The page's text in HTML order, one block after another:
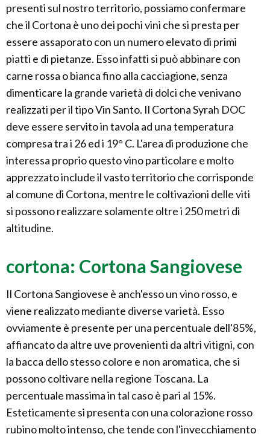
presenti sul nostro territorio, possiamo confermare
che il Cortona è uno dei pochi vini che si presta per
essere assaporato con un numero elevato di primi
piatti e di pietanze. Esso infatti si può abbinare con
carne rossa o bianca fino alla cacciagione, senza
dimenticare la grande varietà di dolci che venivano
realizzati per il tipo Vin Santo. Il Cortona Syrah DOC
deve essere servito in tavola ad una temperatura
compresa tra i 26 ed i 19° C. L'area di produzione che
interessa proprio questo vino particolare e molto
apprezzato include il vasto territorio che corrisponde
al comune di Cortona, mentre le coltivazioni delle viti
si possono realizzare solamente oltre i 250 metri di
altitudine.
cortona: Cortona Sangiovese
Il Cortona Sangiovese è anch'esso un vino rosso, e
viene realizzato mediante diverse varietà. Esso
ovviamente è presente per una percentuale dell'85%,
affiancato da altre uve provenienti da altri vitigni, con
la bacca dello stesso colore e non aromatica, che si
possono coltivare nella regione Toscana. La
percentuale massima in tal caso è pari al 15%.
Esteticamente si presenta con una colorazione rosso
rubino molto intenso, che tende con l'invecchiamento